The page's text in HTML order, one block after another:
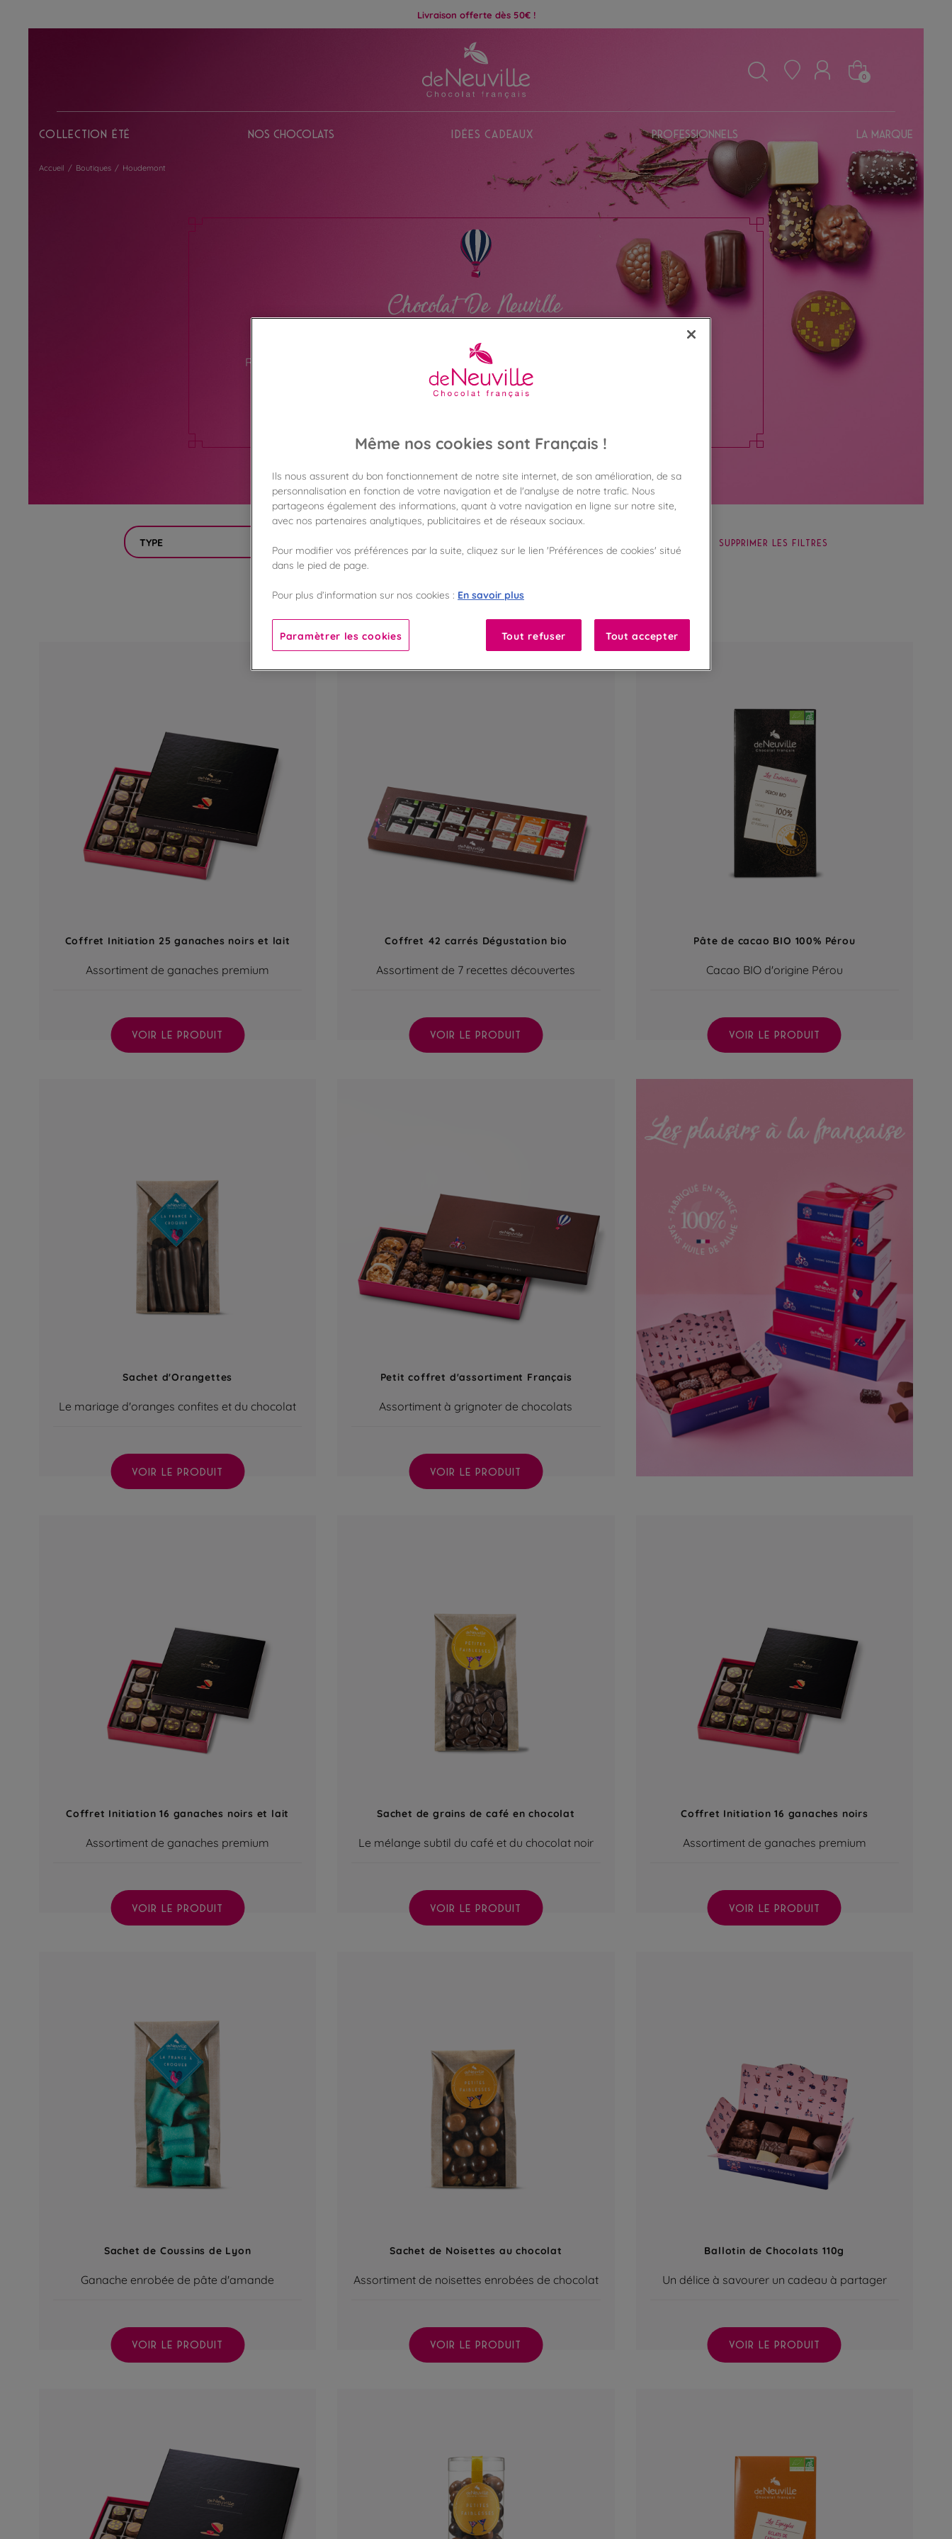
Livraison offerte dès 50€ !
0
Collection Été Nos chocolats Idées Cadeaux Professionnels La marque
Accueil / Boutiques / Houdemont
Chocolat De Neuville
HOUDEMONT
Retrouvez ici les chocolats disponibles dans la boutique De Neuville de Houdemont pour
préparer votre visite en toute sérénité. Coffrets cadeaux, spécialités chocolatées et
gourmandises vous attendent en magasin.
TYPE SUPPRIMER LES FILTRES
100% 100
Coffret Initiation 25 ganaches noirs et lait
Assortiment de ganaches premium
VOIR LE PRODUIT
Coffret 42 carrés Dégustation bio
Assortiment de 7 recettes découvertes
VOIR LE PRODUIT
Pâte de cacao BIO 100% Pérou
Cacao BIO d'origine Pérou
VOIR LE PRODUIT
Sachet d'Orangettes
Le mariage d'oranges confites et du chocolat
VOIR LE PRODUIT
Petit coffret d'assortiment Français
Assortiment à grignoter de chocolats
VOIR LE PRODUIT
Coffret Initiation 16 ganaches noirs et lait
Assortiment de ganaches premium
VOIR LE PRODUIT
Sachet de grains de café en chocolat
Le mélange subtil du café et du chocolat noir
VOIR LE PRODUIT
Coffret Initiation 16 ganaches noirs
Assortiment de ganaches premium
VOIR LE PRODUIT
Sachet de Coussins de Lyon
Ganache enrobée de pâte d'amande
VOIR LE PRODUIT
Sachet de Noisettes au chocolat
Assortiment de noisettes enrobées de chocolat
VOIR LE PRODUIT
Ballotin de Chocolats 110g
Un délice à savourer un cadeau à partager
VOIR LE PRODUIT
Même nos cookies sont Français !
Ils nous assurent du bon fonctionnement de notre site internet, de son amélioration, de sa
personnalisation en fonction de votre navigation et de l'analyse de notre trafic. Nous
partageons également des informations, quant à votre navigation en ligne sur notre site,
avec nos partenaires analytiques, publicitaires et de réseaux sociaux.
Pour modifier vos préférences par la suite, cliquez sur le lien 'Préférences de cookies' situé
dans le pied de page.
Pour plus d’information sur nos cookies : En savoir plus
Paramètrer les cookies Tout refuser Tout accepter